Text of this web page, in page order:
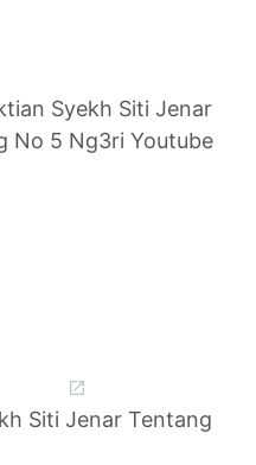
Syekh Siti Jenar
No 5 Ng3ri Youtube
Siti Jenar Tentang